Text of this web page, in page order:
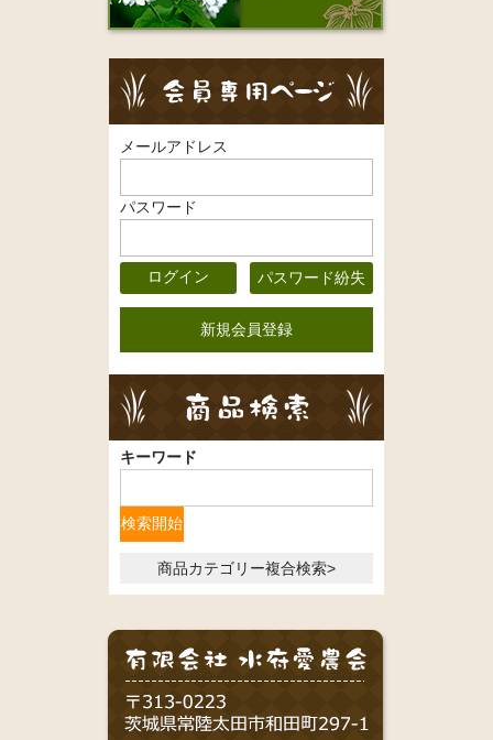
メールアドレス
パスワード
パスワード紛失
新規会員登録
キーワード
商品カテゴリー複合検索>